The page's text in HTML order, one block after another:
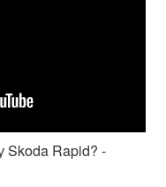
Skoda Rapid? -